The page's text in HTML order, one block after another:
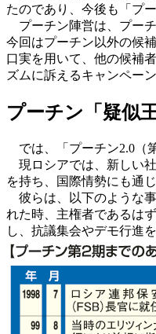
たのであり、今後も「プ
プーチン陣営は、プー
今回はプーチン以外の候
口実を用いて、他の候補
ズムに訴えるキャンペー
プーチン「疑似
では、「プーチン2.0（
現ロシアでは、新しい
を持ち、国際情勢にも通
彼らは、以下のような
れた時、主権者であるは
し、抗議集会やデモ行進